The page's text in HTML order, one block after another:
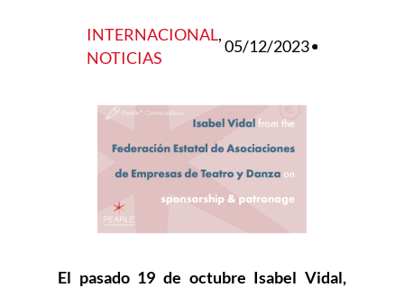
INTERNACIONAL
NOTICIAS
05/12/2023
El pasado 19 de octubre Isabel Vidal,